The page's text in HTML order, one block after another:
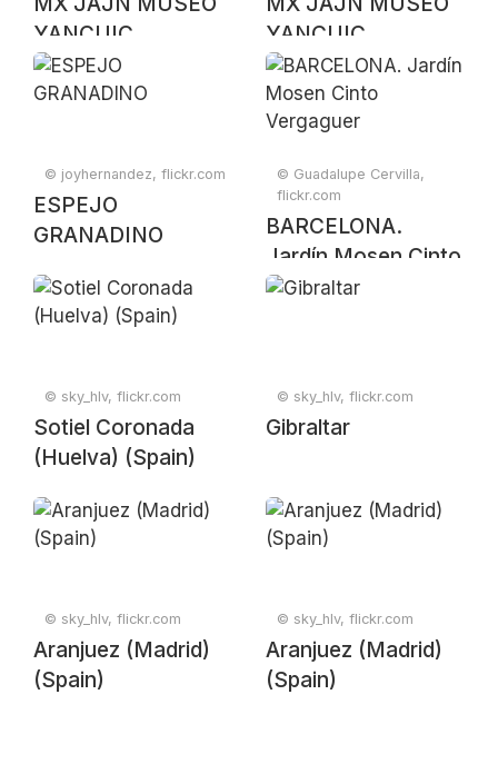
YANCUIC
YANCUIC
© joyhernandez, flickr.com
ESPEJO
GRANADINO
© Guadalupe Cervilla,
flickr.com
BARCELONA.
Jardín Mosen Cinto
Vergaguer
© sky_hlv, flickr.com
Sotiel Coronada
(Huelva) (Spain)
© sky_hlv, flickr.com
Gibraltar
© sky_hlv, flickr.com
Aranjuez (Madrid)
(Spain)
© sky_hlv, flickr.com
Aranjuez (Madrid)
(Spain)